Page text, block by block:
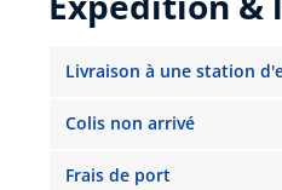
Livraison à une station
Colis non arrivé
Frais de port